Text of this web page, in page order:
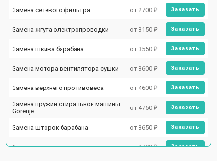
Замена сетевого фильтра от 2700 ₽ Заказать
Замена жгута электропроводки от 3150 ₽ Заказать
Замена шкива барабана от 3550 ₽ Заказать
Замена мотора вентилятора сушки от 3600 ₽ Заказать
Замена верхнего противовеса от 4600 ₽ Заказать
Замена пружин стиральной машины
Gorenje
от 4750 ₽ Заказать
Замена шторок барабана от 3650 ₽ Заказать
Замена селектора программ от 3700 ₽ Заказать